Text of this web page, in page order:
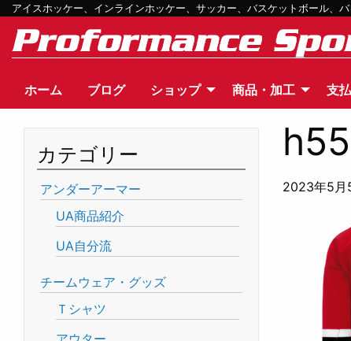
アイスホッケー、インラインホッケー、サッカー、バスケットボール、
ホーム ブログ ショップ 商品・加工 支
2023年5月
カテゴリー
アンダーアーマー
UA商品紹介
UA自分流
チームウェア・グッズ
Ｔシャツ